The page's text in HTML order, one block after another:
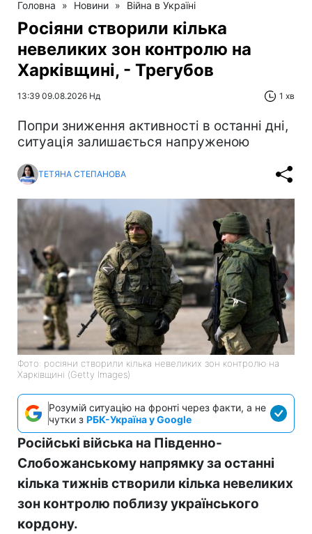
Головна » Новини » Війна в Україні
Росіяни створили кілька
невеликих зон контролю на
Харківщині, - Трегубов
13:39 09.08.2026 Нд 1 хв
Попри зниження активності в останні дні,
ситуація залишається напруженою
ТЕТЯНА СТЕПАНОВА
Фото: росіяни створили кілька невеликих зон контролю на
Харківщині (Getty Images)
Розумій ситуацію на фронті через факти, а не
чутки з РБК-Україна у Google
Російські війська на Південно-
Слобожанському напрямку за останні
кілька тижнів створили кілька невеликих
зон контролю поблизу українського
кордону.